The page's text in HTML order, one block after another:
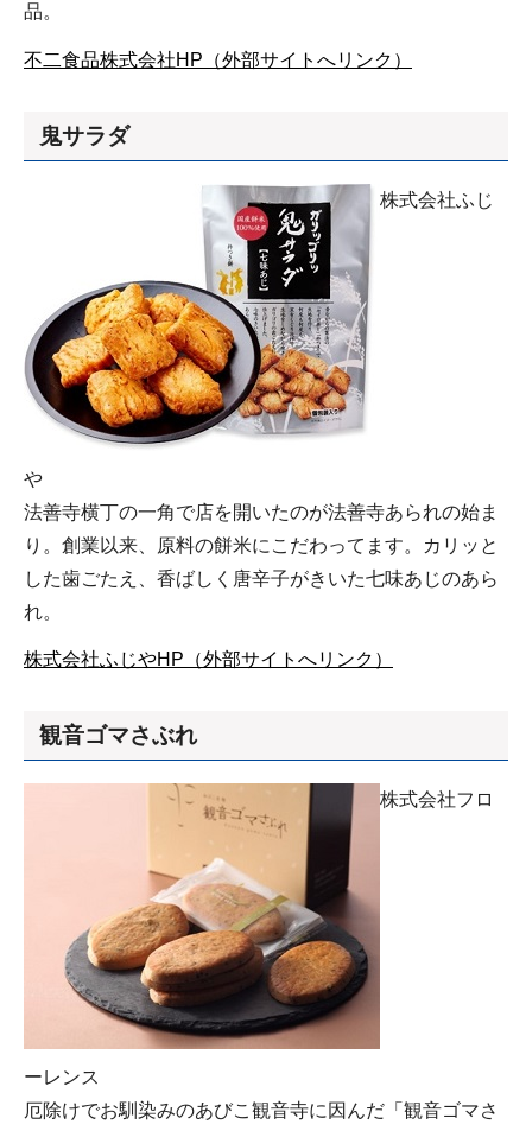
品。
不二食品株式会社HP（外部サイトへリンク）
鬼サラダ
株式会社ふじ
や
法善寺横丁の一角で店を開いたのが法善寺あられの始ま
り。創業以来、原料の餅米にこだわってます。カリッと
した歯ごたえ、香ばしく唐辛子がきいた七味あじのあら
れ。
株式会社ふじやHP（外部サイトへリンク）
観音ゴマさぶれ
株式会社フロ
ーレンス
厄除けでお馴染みのあびこ観音寺に因んだ「観音ゴマさ